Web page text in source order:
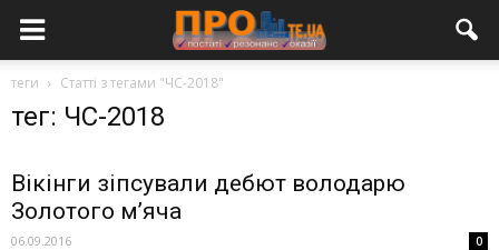
теги Статті з тегами "ЧС-2018"
тег: ЧС-2018
Вікінги зіпсували дебют володарю
Золотого м’яча
06.09.2016 0